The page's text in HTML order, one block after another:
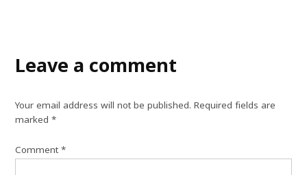
Leave a comment
Your email address will not be published. Required fields are
marked*
Comment*